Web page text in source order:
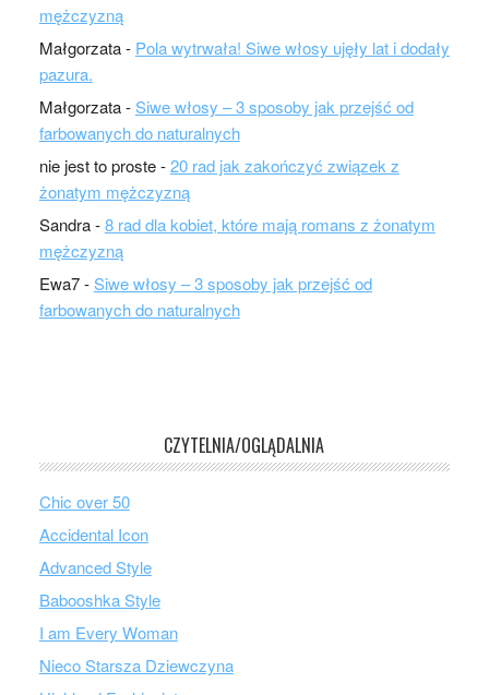
mężczyzną
Małgorzata- Pola wytrwała! Siwe włosy ujęły lat i dodały
pazura.
Małgorzata-Siwe włosy – 3 sposoby jak przejść od
farbowanych do naturalnych
nie jest to proste-20 rad jak zakończyć związek z
żonatym mężczyzną
Sandra-8 rad dla kobiet, które mają romans z żonatym
mężczyzną
Ewa7-Siwe włosy – 3 sposoby jak przejść od
farbowanych do naturalnych
CZYTELNIA/OGLĄDALNIA
Chic over 50
Accidental Icon
Advanced Style
Babooshka Style
I am Every Woman
Nieco Starsza Dziewczyna